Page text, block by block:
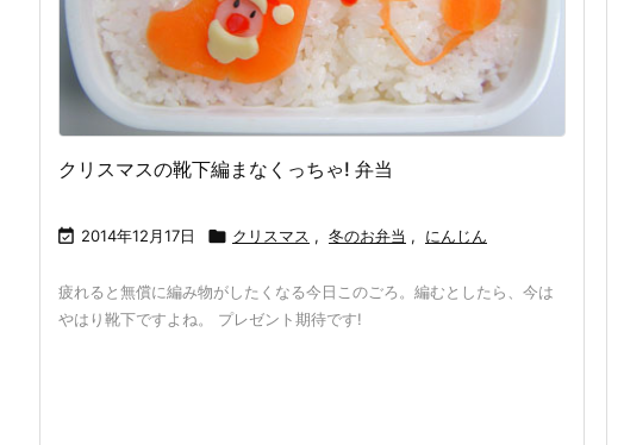
クリスマスの靴下編まなくっちゃ! 弁当
 2014年12月17日  クリスマス , 冬のお弁当 , にんじん
疲れると無償に編み物がしたくなる今日このごろ。編むとしたら、今は
やはり靴下ですよね。 プレゼント期待です!